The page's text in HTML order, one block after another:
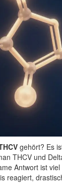
gehört? Es
THCV und
Antwort ist
reagiert,